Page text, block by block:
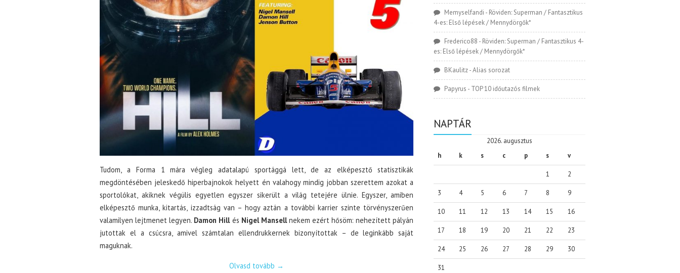
Tudom, a Forma 1 mára végleg adatalapú sportággá lett, de az elképesztő statisztikák
megdöntésében jeleskedő hiperbajnokok helyett én valahogy mindig jobban szerettem azokat a
sportolókat, akiknek végülis egyetlen egyszer sikerült a világ tetejére ülnie. Egyszer, amiben
elképesztő munka, kitartás, izzadtság van – hogy aztán a további karrier szinte törvényszerűen
valamilyen lejtmenet legyen. Damon Hillés Nigel Mansellnekem ezért hősöm: nehezített pályán
jutottak el a csúcsra, amivel számtalan ellendrukkernek bizonyítottak – de leginkább saját
maguknak.
Olvasd tovább →
Memyselfandi - Röviden: Superman / Fantasztikus
4-es: Első lépések / Mennydörgők*
Frederico88 - Röviden: Superman / Fantasztikus 4-
es: Első lépések / Mennydörgők*
BKaulitz-Alias sorozat
Papyrus - TOP 10 időutazós filmek
NAPTÁR
2026. augusztus
h
k s c p s v
1 2
3 4 5 6 7 8 9
10 11 12 13 14 15 16
17 18 19 20 21 22 23
24 25 26 27 28 29 30
31